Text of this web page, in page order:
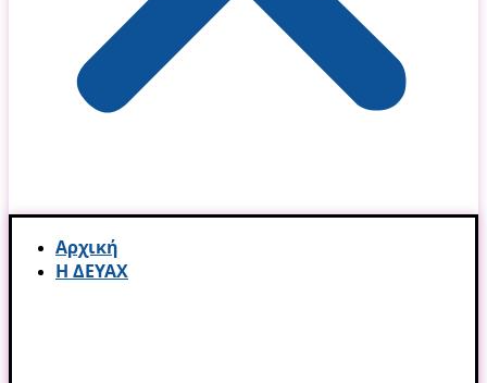
Αρχική
Η ΔΕΥΑΧ